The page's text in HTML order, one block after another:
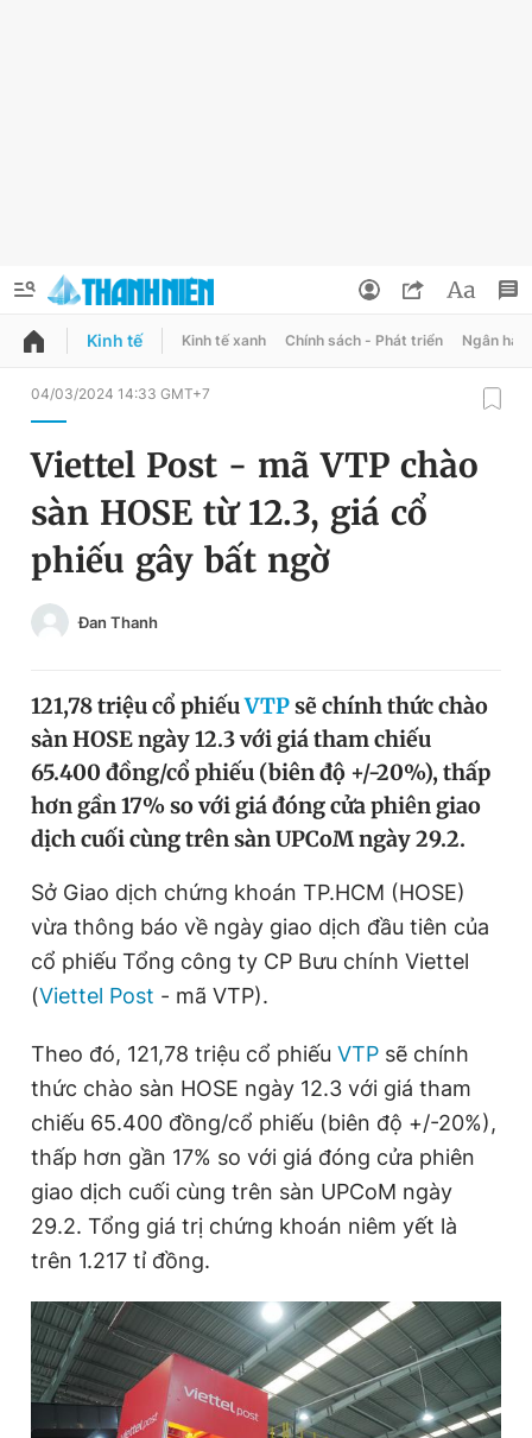
QUẢNG CÁO
Chuyên mục
Chuyên mục khác
Chào ngày mới
Video Magazine
Sản phẩm khác
Tiện ích Bạn cần biết
Thông tin tòa soạn Liên hệ quảng cáo
Đọc Thanh Niên trên điện thoại
Hotline
0906 645 777
Liên hệ quảng cáo
0908 780 404
Đổi mật khẩu
Tin đã lưu
Tin đã xem
Kinh tế Kinh tế xanh Chính sách - Phát triển Ngân
04/03/2024 14:33 GMT+7
Viettel Post - mã VTP chào
sàn HOSE từ 12.3, giá cổ
phiếu gây bất ngờ
Đan Thanh
121,78 triệu cổ phiếuVTPsẽ chính thức chào
sàn HOSE ngày 12.3 với giá tham chiếu
65.400 đồng/cổ phiếu (biên độ +/-20%), thấp
hơn gần 17% so với giá đóng cửa phiên giao
dịch cuối cùng trên sàn UPCoM ngày 29.2.
Sở Giao dịch chứng khoán TP.HCM (HOSE)
vừa thông báo về ngày giao dịch đầu tiên của
cổ phiếu Tổng công ty CP Bưu chính Viettel
(Viettel Post - mã VTP).
Theo đó, 121,78 triệu cổ phiếu VTP sẽ chính
thức chào sàn HOSE ngày 12.3 với giá tham
chiếu 65.400 đồng/cổ phiếu (biên độ +/-20%),
thấp hơn gần 17% so với giá đóng cửa phiên
giao dịch cuối cùng trên sàn UPCoM ngày
29.2. Tổng giá trị chứng khoán niêm yết là
trên 1.217 tỉ đồng.